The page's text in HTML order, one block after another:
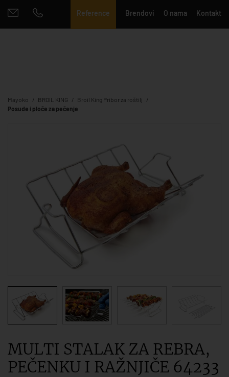
Reference Brendovi O nama Kontakt
Mayoko BROIL KING
Broil King Pribor za roštilj
Posude i ploče za pečenje
MULTI STALAK ZA REBRA,
PEČENKU I RAŽNJIČE 64233